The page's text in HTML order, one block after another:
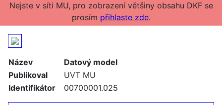
Nejste v síti MU, pro zobrazení většiny obsahu DKF se
prosím přihlaste zde.
Název
Datový model
Publikoval
UVT MU
Identifikátor
00700001.025